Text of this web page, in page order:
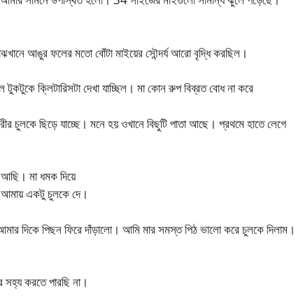
আঙুর ফলের মতো বোঁটা মাইয়ের সৌন্দর্য আরো বৃদ্ধি করছিল।
টুকটুকে ক্লিটারিসটা দেখা যাচ্ছিল। মা কোন রুপ বিব্রত বোধ না করে
ছিড়ে যাচ্ছে। মনে হয় ওখানে বিছুটি পাতা আছে। প্রথমে হাতে লেগে
আছি। মা ধমক দিয়ে
আমায় একটু চুলকে দে।
দিকে পিছন ফিরে দাঁড়ালো। আমি মার সমস্ত পিঠ ভালো করে চুলকে দিলাম।
করতে পারছি না।